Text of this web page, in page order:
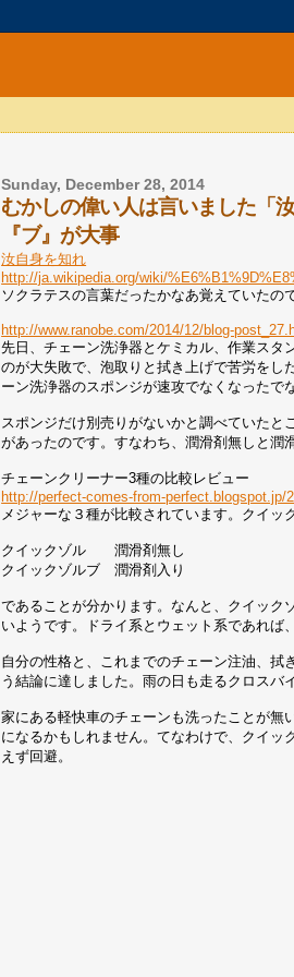
Sunday, December 28, 2014
むかしの偉い人は言いました「
『ブ』が大事
汝自身を知れ
http://ja.wikipedia.org/wiki/
ソクラテスの言葉だったかなあ覚えていたの
http://www.ranobe.com/2014/12/blog-
先日、チェーン洗浄器とケミカル、作業スタ
のが大失敗で、泡取りと拭き上げで苦労をし
ーン洗浄器のスポンジが速攻でなくなったで
スポンジだけ別売りがないかと調べていた
があったのです。すなわち、潤滑剤無しと潤
チェーンクリーナー3種の比較レビュー
http://perfect-comes-from-perfect.blogspot.jp/
メジャーな３種が比較されています。クイッ
クイックゾル 潤滑剤無し
クイックゾルブ 潤滑剤入り
であることが分かります。なんと、クイック
いようです。ドライ系とウェット系であれ
自分の性格と、これまでのチェーン注油、
う結論に達しました。雨の日も走るクロスバ
家にある軽快車のチェーンも洗ったことが無
になるかもしれません。てなわけで、クイッ
えず回避。